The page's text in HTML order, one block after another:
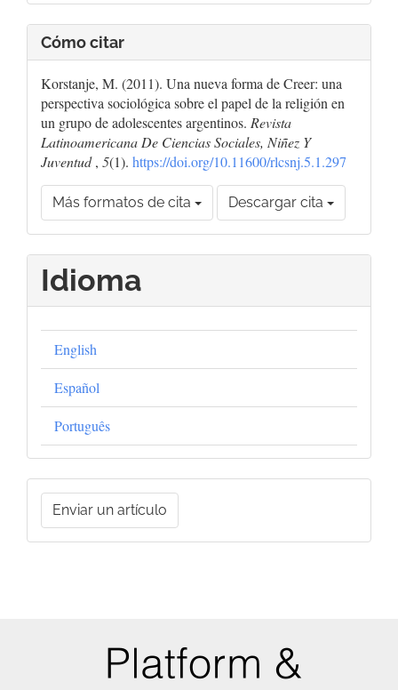
Cómo citar
Korstanje, M. (2011). Una nueva forma de Creer: una
perspectiva sociológica sobre el papel de la religión en
un grupo de adolescentes argentinos. Revista
Latinoamericana De Ciencias Sociales, Niñez Y
Juventud, 5(1). https://doi.org/10.11600/rlcsnj.5.1.297
Más formatos de cita Descargar cita
Idioma
English
Español
Português
Enviar
unEnviar un artículo